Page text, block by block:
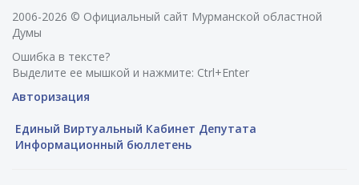
2006-2026 © Официальный сайт Мурманской областной
Думы
Ошибка в тексте?
Выделите ее мышкой и нажмите: Ctrl+Enter
Авторизация
Единый Виртуальный Кабинет Депутата
Информационный бюллетень